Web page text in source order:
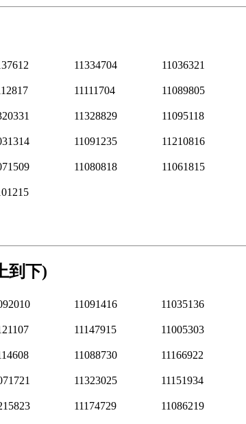
11334704 11036321
11111704 11089805
11328829 11095118
11091235 11210816
11080818 11061815
到下)
11091416 11035136
11147915 11005303
11088730 11166922
11323025 11151934
11174729 11086219